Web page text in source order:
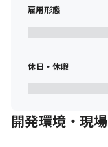
雇用形態
休日・休暇
開発環境・現場